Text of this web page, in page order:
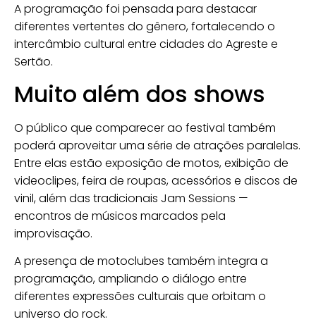
A programação foi pensada para destacar
diferentes vertentes do gênero, fortalecendo o
intercâmbio cultural entre cidades do Agreste e
Sertão.
Muito além dos shows
O público que comparecer ao festival também
poderá aproveitar uma série de atrações paralelas.
Entre elas estão exposição de motos, exibição de
videoclipes, feira de roupas, acessórios e discos de
vinil, além das tradicionais Jam Sessions —
encontros de músicos marcados pela
improvisação.
A presença de motoclubes também integra a
programação, ampliando o diálogo entre
diferentes expressões culturais que orbitam o
universo do rock.